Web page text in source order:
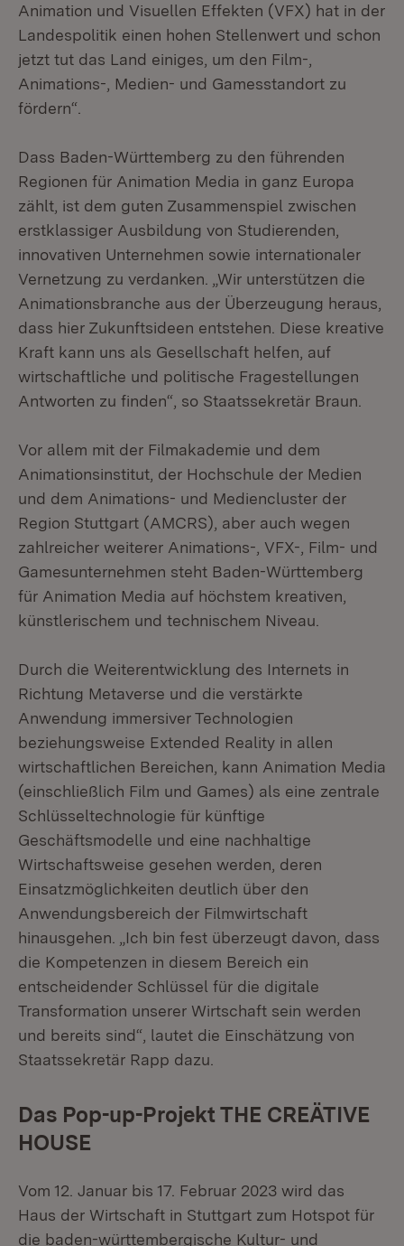
Animation und Visuellen Effekten (VFX) hat in der
Landespolitik einen hohen Stellenwert und schon
jetzt tut das Land einiges, um den Film-,
Animations-, Medien- und Gamesstandort zu
fördern“.
Dass Baden-Württemberg zu den führenden
Regionen für Animation Media in ganz Europa
zählt, ist dem guten Zusammenspiel zwischen
erstklassiger Ausbildung von Studierenden,
innovativen Unternehmen sowie internationaler
Vernetzung zu verdanken. „Wir unterstützen die
Animationsbranche aus der Überzeugung heraus,
dass hier Zukunftsideen entstehen. Diese kreative
Kraft kann uns als Gesellschaft helfen, auf
wirtschaftliche und politische Fragestellungen
Antworten zu finden“, so Staatssekretär Braun.
Vor allem mit der Filmakademie und dem
Animationsinstitut, der Hochschule der Medien
und dem Animations- und Mediencluster der
Region Stuttgart (AMCRS), aber auch wegen
zahlreicher weiterer Animations-, VFX-, Film- und
Gamesunternehmen steht Baden-Württemberg
für Animation Media auf höchstem kreativen,
künstlerischem und technischem Niveau.
Durch die Weiterentwicklung des Internets in
Richtung Metaverse und die verstärkte
Anwendung immersiver Technologien
beziehungsweise Extended Reality in allen
wirtschaftlichen Bereichen, kann Animation Media
(einschließlich Film und Games) als eine zentrale
Schlüsseltechnologie für künftige
Geschäftsmodelle und eine nachhaltige
Wirtschaftsweise gesehen werden, deren
Einsatzmöglichkeiten deutlich über den
Anwendungsbereich der Filmwirtschaft
hinausgehen. „Ich bin fest überzeugt davon, dass
die Kompetenzen in diesem Bereich ein
entscheidender Schlüssel für die digitale
Transformation unserer Wirtschaft sein werden
und bereits sind“, lautet die Einschätzung von
Staatssekretär Rapp dazu.
Das Pop-up-Projekt THE CREÄTIVE
HOUSE
Vom 12. Januar bis 17. Februar 2023 wird das
Haus der Wirtschaft in Stuttgart zum Hotspot für
die baden-württembergische Kultur- und